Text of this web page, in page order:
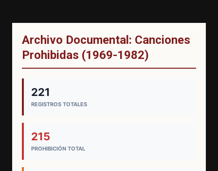
Archivo Documental: Canciones
Prohibidas (1969-1982)
221
REGISTROS TOTALES
215
PROHIBICIÓN TOTAL